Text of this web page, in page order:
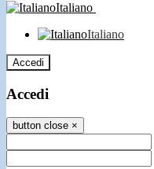
Italiano
Italiano
Accedi
Accedi
button close ×